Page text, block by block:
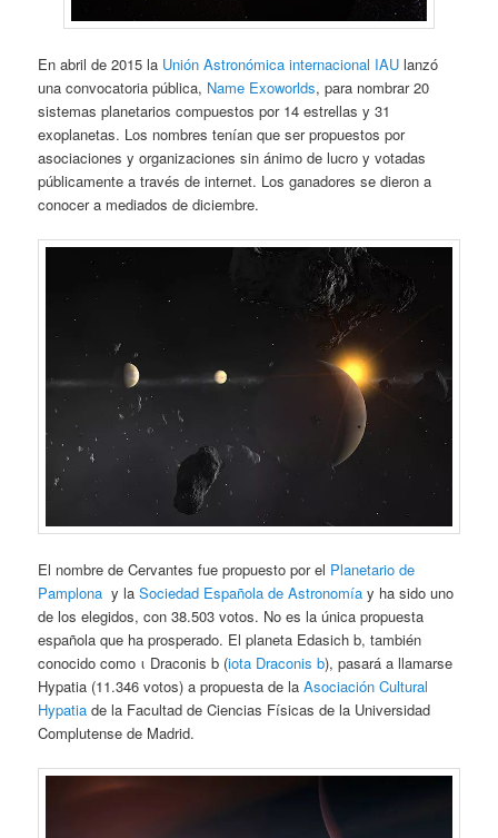
En abril de 2015 la Unión Astronómica internacional IAU lanzó
una convocatoria pública, Name Exoworlds, para nombrar 20
sistemas planetarios compuestos por 14 estrellas y 31
exoplanetas. Los nombres tenían que ser propuestos por
asociaciones y organizaciones sin ánimo de lucro y votadas
públicamente a través de internet. Los ganadores se dieron a
conocer a mediados de diciembre.
El nombre de Cervantes fue propuesto por el Planetario de
Pamplona y laSociedad Española de Astronomía y ha sido uno
de los elegidos, con 38.503 votos. No es la única propuesta
española que ha prosperado. El planeta Edasich b, también
conocido como ι Draconis b (iota Draconis b), pasará a llamarse
Hypatia (11.346 votos) a propuesta de laAsociación Cultural
Hypatia de la Facultad de Ciencias Físicas de la Universidad
Complutense de Madrid.